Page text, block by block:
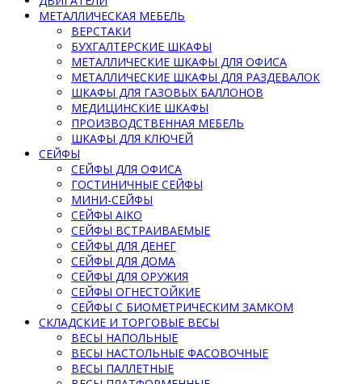
МЕТАЛЛИЧЕСКАЯ МЕБЕЛЬ
ВЕРСТАКИ
БУХГАЛТЕРСКИЕ ШКАФЫ
МЕТАЛЛИЧЕСКИЕ ШКАФЫ ДЛЯ ОФИСА
МЕТАЛЛИЧЕСКИЕ ШКАФЫ ДЛЯ РАЗДЕВАЛОК
ШКАФЫ ДЛЯ ГАЗОВЫХ БАЛЛОНОВ
МЕДИЦИНСКИЕ ШКАФЫ
ПРОИЗВОДСТВЕННАЯ МЕБЕЛЬ
ШКАФЫ ДЛЯ КЛЮЧЕЙ
СЕЙФЫ
СЕЙФЫ ДЛЯ ОФИСА
ГОСТИНИЧНЫЕ СЕЙФЫ
МИНИ-СЕЙФЫ
СЕЙФЫ AIKO
СЕЙФЫ ВСТРАИВАЕМЫЕ
СЕЙФЫ ДЛЯ ДЕНЕГ
СЕЙФЫ ДЛЯ ДОМА
СЕЙФЫ ДЛЯ ОРУЖИЯ
СЕЙФЫ ОГНЕСТОЙКИЕ
СЕЙФЫ С БИОМЕТРИЧЕСКИМ ЗАМКОМ
СКЛАДСКИЕ И ТОРГОВЫЕ ВЕСЫ
ВЕСЫ НАПОЛЬНЫЕ
ВЕСЫ НАСТОЛЬНЫЕ ФАСОВОЧНЫЕ
ВЕСЫ ПАЛЛЕТНЫЕ